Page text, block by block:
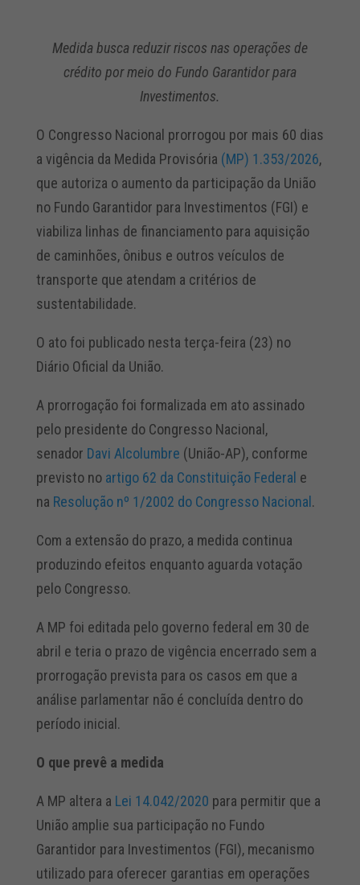
Medida busca reduzir riscos nas operações de
crédito por meio do Fundo Garantidor para
Investimentos.
O Congresso Nacional prorrogou por mais 60 dias
a vigência da Medida Provisória (MP) 1.353/2026,
que autoriza o aumento da participação da União
no Fundo Garantidor para Investimentos (FGI) e
viabiliza linhas de financiamento para aquisição
de caminhões, ônibus e outros veículos de
transporte que atendam a critérios de
sustentabilidade.
O ato foi publicado nesta terça-feira (23) no
Diário Oficial da União.
A prorrogação foi formalizada em ato assinado
pelo presidente do Congresso Nacional,
senador Davi Alcolumbre (União-AP), conforme
previsto no artigo 62 da Constituição Federal e
na Resolução nº 1/2002 do Congresso Nacional .
Com a extensão do prazo, a medida continua
produzindo efeitos enquanto aguarda votação
pelo Congresso.
A MP foi editada pelo governo federal em 30 de
abril e teria o prazo de vigência encerrado sem a
prorrogação prevista para os casos em que a
análise parlamentar não é concluída dentro do
período inicial.
O que prevê a medida
A MP altera a Lei 14.042/2020 para permitir que a
União amplie sua participação no Fundo
Garantidor para Investimentos (FGI), mecanismo
utilizado para oferecer garantias em operações